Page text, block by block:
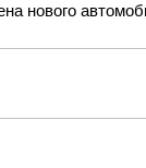
нового